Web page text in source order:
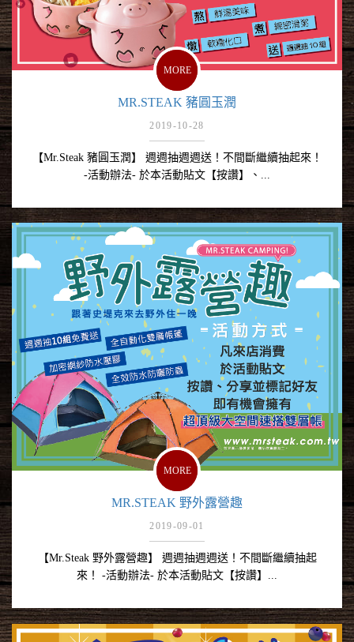
MR.STEAK 豬圓玉潤
2019-10-28
【Mr.Steak 豬圓玉潤】 週週抽週週送！不間斷繼續抽起來！
-活動辦法- 於本活動貼文【按讚】、...
MORE
MR.STEAK 野外露營趣
2019-09-01
【Mr.Steak 野外露營趣】 週週抽週週送！不間斷繼續抽起
來！ -活動辦法- 於本活動貼文【按讚】...
MORE